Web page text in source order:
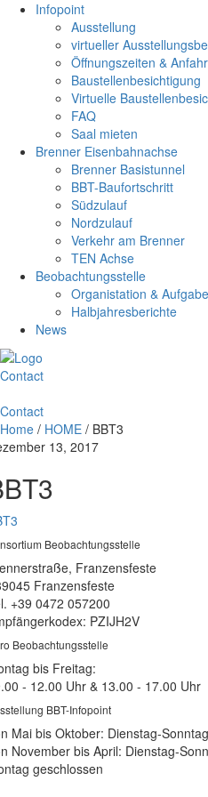
Infopoint
Ausstellung
virtueller
Öffnungszeiten &
Baustellenbesichtigung
Virtuelle
FAQ
Saal mieten
Brenner Eisenbahnachse
Brenner Basistunnel
BBT-Baufortschritt
Südzulauf
Nordzulauf
Verkehr am Brenner
TEN Achse
Beobachtungsstelle
Organistation &
Halbjahresberichte
News
Contact
Contact
Home / HOME / BBT3
13, 2017
Beobachtungsstelle
Franzensfeste
Franzensfeste
+39 0472 057200
PZIJH2V
Beobachtungsstelle
bis Freitag:
- 12.00 Uhr & 13.00 - 17.00 Uhr
BBT-Infopoint
Mai bis Oktober: Dienstag-
November bis April: Dienstag-
geschlossen